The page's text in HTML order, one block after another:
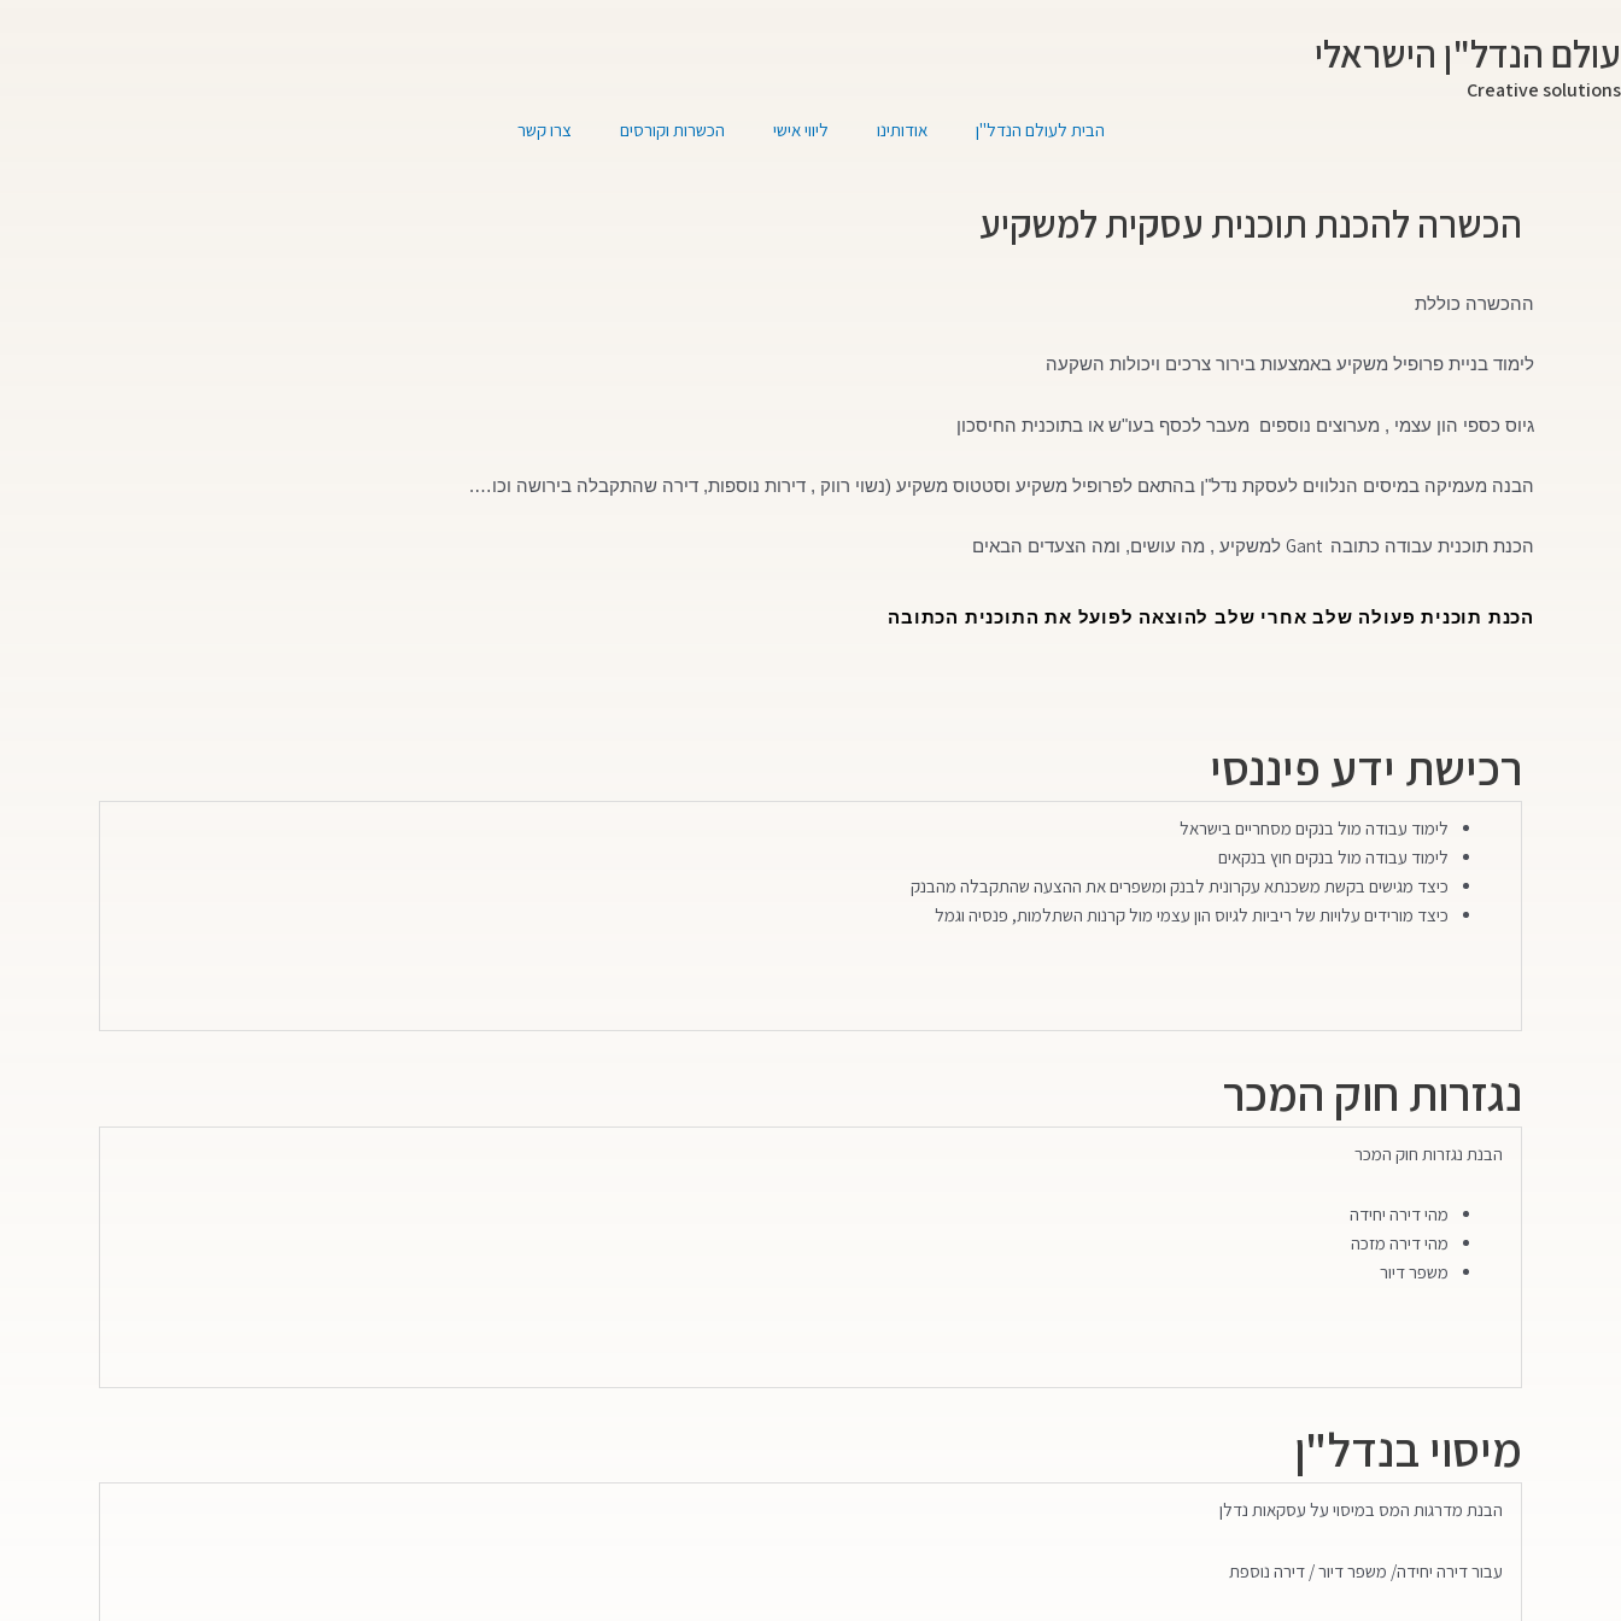
לתוכן
עולם הנדל"ן הישראלי
Creative solutions
הבית לעולם הנדל"ן אודותינו ליווי אישי הכשרות וקורסים צרו קשר
הכשרה להכנת תוכנית עסקית למשקיע
ההכשרה כוללת
לימוד בניית פרופיל משקיע באמצעות בירור צרכים ויכולות השקעה
גיוס כספי הון עצמי , מערוצים נוספים מעבר לכסף בעו"ש או בתוכנית החיסכון
הבנה מעמיקה במיסים הנלווים לעסקת נדל"ן בהתאם לפרופיל משקיע וסטטוס משקיע (נשוי רווק , דירות נוספות, דירה שהתקבלה בירושה וכו….
הכנת תוכנית עבודה כתובה Gant למשקיע , מה עושים, ומה הצעדים הבאים
הכנת תוכנית פעולה שלב אחרי שלב להוצאה לפועל את התוכנית הכתובה
רכישת ידע פיננסי
לימוד עבודה מול בנקים מסחריים בישראל
לימוד עבודה מול בנקים חוץ בנקאים
כיצד מגישים בקשת משכנתא עקרונית לבנק ומשפרים את ההצעה שהתקבלה מהבנק
כיצד מורידים עלויות של ריביות לגיוס הון עצמי מול קרנות השתלמות, פנסיה וגמל
נגזרות חוק המכר
הבנת נגזרות חוק המכר
מהי דירה יחידה
מהי דירה מזכה
משפר דיור
מיסוי בנדל"ן
הבנת מדרגות המס במיסוי על עסקאות נדלן
עבור דירה יחידה/ משפר דיור / דירה נוספת